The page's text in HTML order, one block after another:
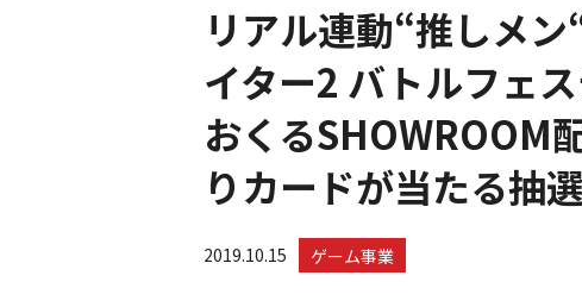
リアル連動“推しメ
イター2 バトルフェ
おくるSHOWROOM
りカードが当たる抽
2019.10.15 ゲーム事業